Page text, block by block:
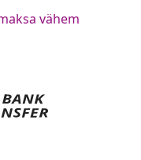
vähem